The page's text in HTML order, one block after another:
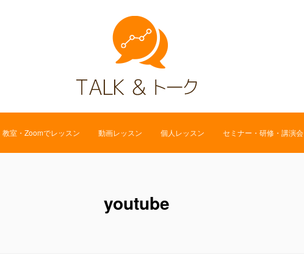
教室・Zoomでレッスン 動画レッスン 個人レッスン セミナー・研修・講演会
youtube